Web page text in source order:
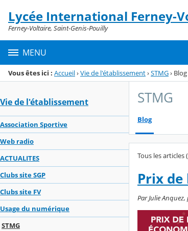
Menu de la rubrique
Contenu
Lycée International Ferney-
Ferney-Voltaire, Saint-Genis-Pouilly
MENU
Vous êtes ici : Accueil›Vie de l'établissement›STMG› Blog
Vie de l'établissement
Association Sportive
Web radio
ACTUALITES
Clubs site SGP
Clubs site FV
Usage du numérique
STMG
STMG
Blog
Tous les articles
Prix de
Par Julie